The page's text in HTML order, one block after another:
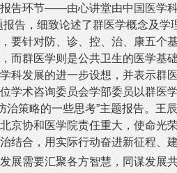
环节——由心讲堂由中国医学科
报告，细致论述了群医学概念及
要针对防、诊、控、治、康五个
而群医学则是公共卫生的医学基
科发展的进一步设想，并表示群
学术咨询委员会学部委员以群医
治策略的一些思考”主题报告。 王
京协和医学院责任重大，使命光
结合，用实际行动奋进新征程、建
需要汇聚各方智慧，同谋发展共